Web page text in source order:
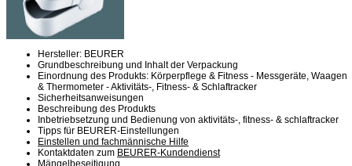
Hersteller: BEURER
Grundbeschreibung und Inhalt der Verpackung
Einordnung des Produkts: Körperpflege & Fitness - Messgeräte, Waagen
& Thermometer - Aktivitäts-, Fitness- & Schlaftracker
Sicherheitsanweisungen
Beschreibung des Produkts
Inbetriebsetzung und Bedienung von aktivitäts-, fitness- & schlaftracker
Tipps für BEURER-Einstellungen
Einstellen und fachmännische Hilfe
Kontaktdaten zum BEURER-Kundendienst
Mängelbeseitigung